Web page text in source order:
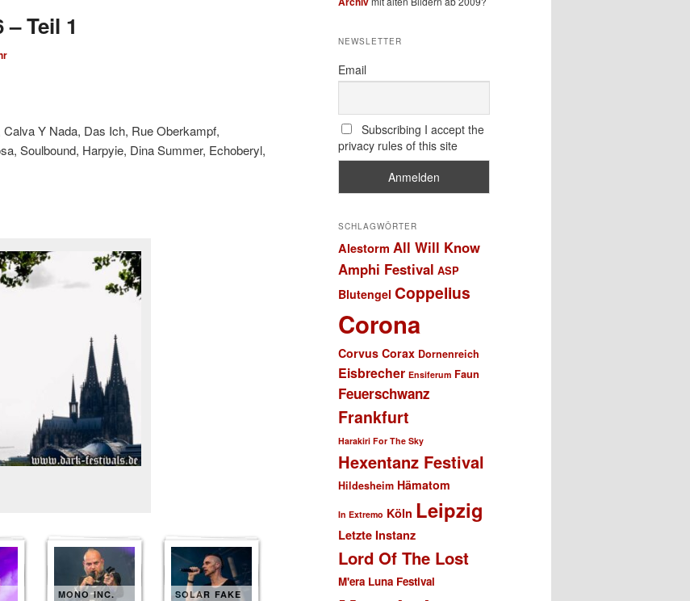
Teil 1
Y Nada, Das Ich, Rue Oberkampf,
Soulbound, Harpyie, Dina Summer, Echoberyl,
MONO INC. SOLAR FAKE
NEWSLETTER
Email
Subscribing I accept the
privacy rules of this site
SCHLAGWÖRTER
Alestorm All Will Know
Amphi Festival ASP
Blutengel Coppelius
Corona
Corvus Corax Dornenreich
Eisbrecher Ensiferum Faun
Feuerschwanz
Frankfurt
Harakiri For The Sky
Hexentanz Festival
Hildesheim Hämatom
In Extremo Köln Leipzig
Letzte Instanz
Lord Of The Lost
M'era Luna Festival